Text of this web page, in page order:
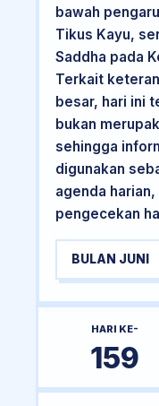
bawah
Tikus Kayu,
Saddha pada
Terkait
besar, hari ini
bukan
sehingga
digunakan
agenda
pengecekan
BULAN JUNI
HARI KE-
159